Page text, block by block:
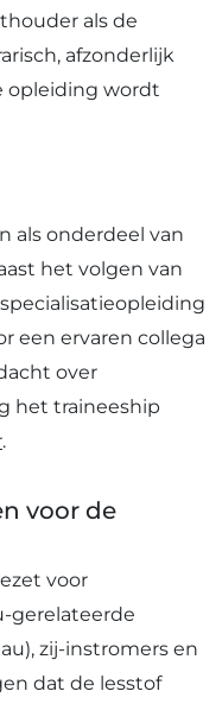
als de
afzonderlijk
opleiding wordt
als onderdeel van
het volgen van
een ervaren collega
over
het traineeship
.
voor de
voor
gerelateerde
zij-instromers en
dat de lesstof